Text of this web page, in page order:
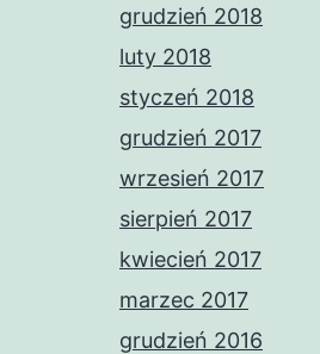
grudzień 2018
luty 2018
styczeń 2018
grudzień 2017
wrzesień 2017
sierpień 2017
kwiecień 2017
marzec 2017
grudzień 2016